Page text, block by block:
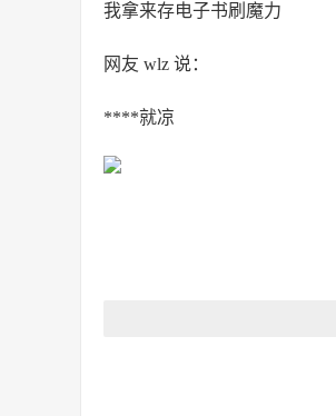
我拿来存电子书刷魔力
网友 wlz 说：
****就凉